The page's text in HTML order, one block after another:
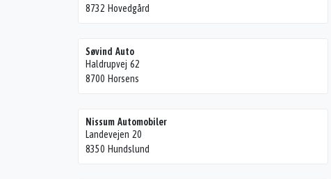
8732 Hovedgård
Søvind Auto
Haldrupvej 62
8700 Horsens
Nissum Automobiler
Landevejen 20
8350 Hundslund